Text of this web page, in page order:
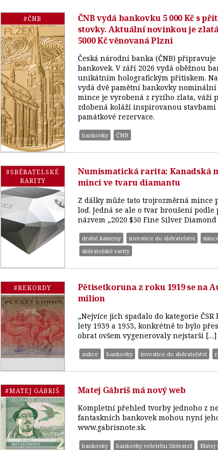
#ČNB
ČNB vydá bankovku 5 000 Kč s
stovky. Aktuální novinkou je
5000 Kč věnovaná Plzni
Česká národní banka (ČNB)
bankovek. V září 2026 vydá oběžnou
unikátním holografickým přítiskem.
vydá dvě pamětní bankovky nominální
mince je vyrobená z ryzího zlata, váží
zdobená koláží inspirovanou stavbami
památkové rezervace.
bankovky ČNB
#SBĚRATELSKÉ
RARITY
Numismatická rarita: Kanadská
minci ve tvaru diamantu
Z dálky může tato trojrozměrná mince
loď. Jedná se ale o tvar broušení
názvem „2020 $50 Fine Silver
drahé kameny investice do sběratelství
sběratelské rarity
#REKORDY
Pětisetkoruna z roku 1919 se na
milion
„Nejvíce jich spadalo do kategorie
lety 1939 a 1953, konkrétně to bylo
obrat ovšem vygenerovaly nejstarší […]
aukce bankovky investice do sběratelství
#MATEJ GÁBRIŠ Matej Gábriš má nový web
Kompletní přehled tvorby jednoho z
fantaskních bankovek mohou nyní
www.gabrisnote.sk.
bankovky bankovky veletrhu Sběratel Matej